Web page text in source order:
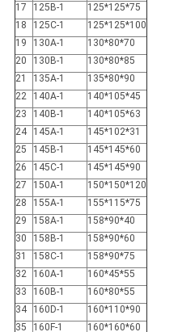
17
125B-1
125*125*75
18
125C-1
125*125*100
19
130A-1
130*80*70
20
130B-1
130*80*85
21
135A-1
135*80*90
22
140A-1
140*105*45
23
140B-1
140*105*63
24
145A-1
145*102*31
25
145B-1
145*145*60
26
145C-1
145*145*90
27
150A-1
150*150*120
28
155A-1
155*115*75
29
158A-1
158*90*40
30
158B-1
158*90*60
31
158C-1
158*90*75
32
160A-1
160*45*55
33
160B-1
160*80*55
34
160D-1
160*110*90
35
160F-1 160*160*60